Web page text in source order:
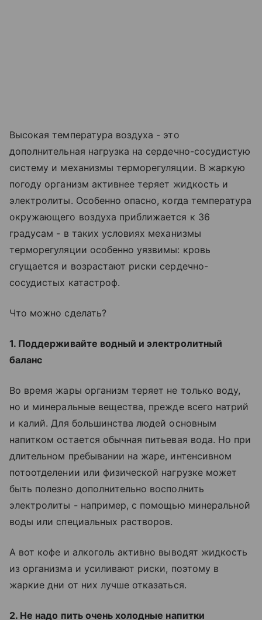
Высокая температура воздуха - это
дополнительная нагрузка на сердечно-сосудистую
систему и механизмы терморегуляции. В жаркую
погоду организм активнее теряет жидкость и
электролиты. Особенно опасно, когда температура
окружающего воздуха приближается к 36
градусам - в таких условиях механизмы
терморегуляции особенно уязвимы: кровь
сгущается и возрастают риски сердечно-
сосудистых катастроф.
Что можно сделать?
1. Поддерживайте водный и электролитный
баланс
Во время жары организм теряет не только воду,
но и минеральные вещества, прежде всего натрий
и калий. Для большинства людей основным
напитком остается обычная питьевая вода. Но при
длительном пребывании на жаре, интенсивном
потоотделении или физической нагрузке может
быть полезно дополнительно восполнить
электролиты - например, с помощью минеральной
воды или специальных растворов.
А вот кофе и алкоголь активно выводят жидкость
из организма и усиливают риски, поэтому в
жаркие дни от них лучше отказаться.
2. Не надо пить очень холодные напитки